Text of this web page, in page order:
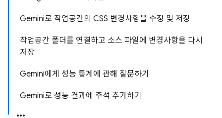
Gemini로 작업공간의 CSS 변경사항을 수정 및 저장
작업공간 폴더를 연결하고 소스 파일에 변경사항을 다시
저장
Gemini에게 성능 통계에 관해 질문하기
Gemini로 성능 결과에 주석 추가하기